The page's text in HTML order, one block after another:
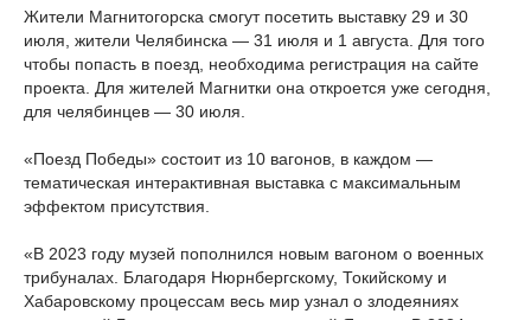
Жители Магнитогорска смогут посетить выставку 29 и 30
июля, жители Челябинска — 31 июля и 1 августа. Для того
чтобы попасть в поезд, необходима регистрация на сайте
проекта. Для жителей Магнитки она откроется уже сегодня,
для челябинцев — 30 июля.
«Поезд Победы» состоит из 10 вагонов, в каждом —
тематическая интерактивная выставка с максимальным
эффектом присутствия.
«В 2023 году музей пополнился новым вагоном о военных
трибуналах. Благодаря Нюрнбергскому, Токийскому и
Хабаровскому процессам весь мир узнал о злодеяниях